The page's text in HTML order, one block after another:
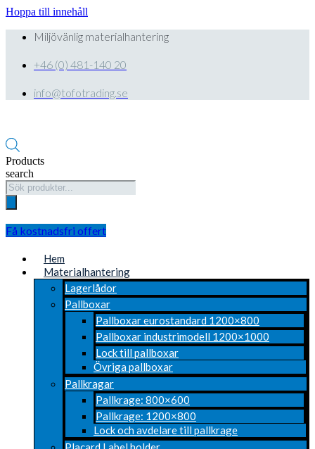
Hoppa till innehåll
Miljövänlig materialhantering
+46 (0) 481-140 20
info@tofotrading.se
Products
search
Få kostnadsfri offert
Hem
Materialhantering
Lagerlådor
Pallboxar
Pallboxar eurostandard 1200×800
Pallboxar industrimodell 1200×1000
Lock till pallboxar
Övriga pallboxar
Pallkragar
Pallkrage: 800×600
Pallkrage: 1200×800
Lock och avdelare till pallkrage